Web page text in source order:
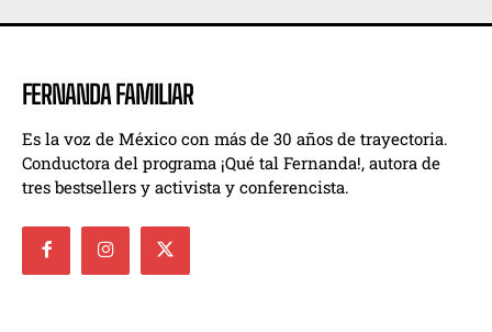
FERNANDA FAMILIAR
Es la voz de México con más de 30 años de trayectoria.
Conductora del programa ¡Qué tal Fernanda!, autora de
tres bestsellers y activista y conferencista.